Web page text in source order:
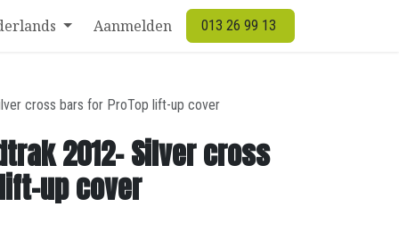
Aanmelden 013 26 99 13
cross bars for ProTop lift-up cover
2012- Silver cross
up cover